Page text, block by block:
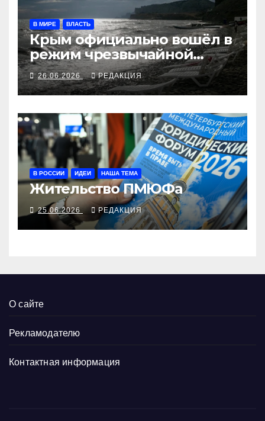
В МИРЕ ВЛАСТЬ
Крым официально вошёл в
режим чрезвычайной
ситуации
26.06.2026 РЕДАКЦИЯ
В РОССИИ ИДЕИ НАША ТЕМА
Жительство ПМЮФа
25.06.2026 РЕДАКЦИЯ
О сайте
Рекламодателю
Контактная информация